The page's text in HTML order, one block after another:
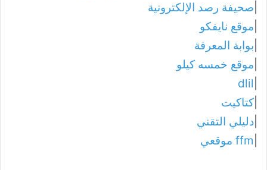
صحيفة رصد الإلكترونية
موقع نايفكو
بوابة المعرفة
موقع خمسه كيلو
dlil
كتاكيت
دليلي التقني
ffm موقعي